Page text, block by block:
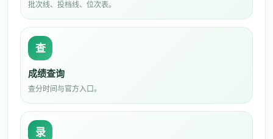
批次线、投档线、位次表。
查
成绩查询
查分时间与官方入口。
录